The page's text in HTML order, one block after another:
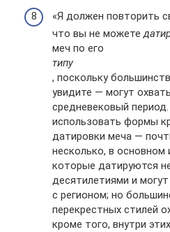
«Я должен повторить
что вы не можете
меч по его
типу
, поскольку
увидите — могут
средневековый
использовать формы
датировки меча —
несколько, в основном
которые датируются
десятилетиями и
с регионом; но
перекрестных стилей
кроме того, внутри